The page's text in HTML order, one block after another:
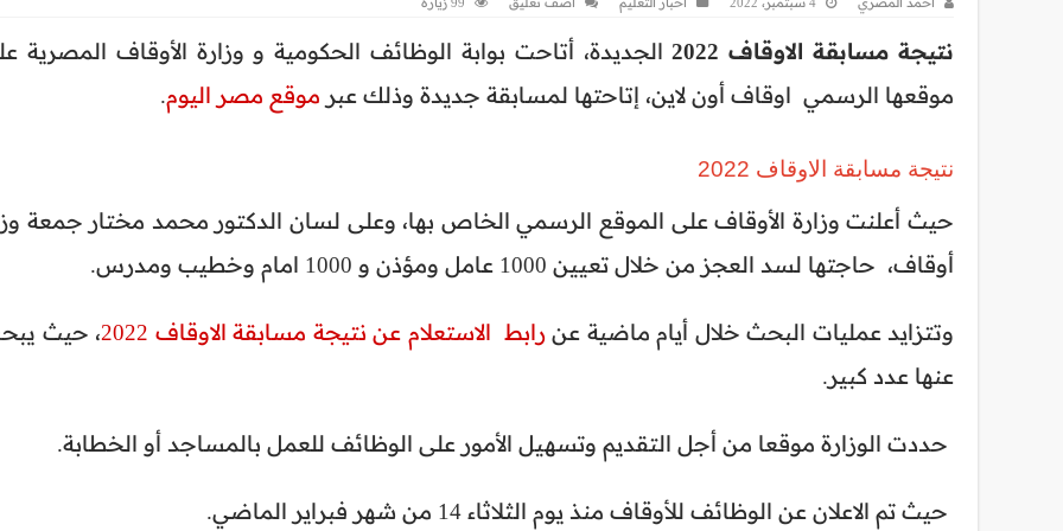
نتيجة مسابقة الاوقاف 2022
الجديدة، أتاحت بوابة الوظائف الحكومية و وزارة الأوقاف المصرية
موقعها الرسمي اوقاف أون لاين، إتاحتها لمسابقة جديدة وذلك عبر موقع مصر اليوم.
نتيجة مسابقة الاوقاف 2022
حيث أعلنت وزارة الأوقاف على الموقع الرسمي الخاص بها، وعلى لسان الدكتور محمد مختار جمعة
أوقاف، حاجتها لسد العجز من خلال تعيين 1000 عامل ومؤذن و 1000 امام وخطيب ومدرس.
وتتزايد عمليات البحث خلال أيام ماضية عنرابط الاستعلام عن نتيجة مسابقة الاوقاف 2022
، حيث
عنها عدد كبير.
حددت الوزارة موقعا من أجل التقديم وتسهيل الأمور على الوظائف للعمل بالمساجد أو الخطابة.
حيث تم الاعلان عن الوظائف للأوقاف منذ يوم الثلاثاء 14 من شهر فبراير الماضي.